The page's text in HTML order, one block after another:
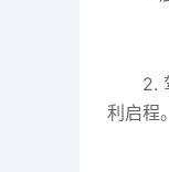
2.
利启程。